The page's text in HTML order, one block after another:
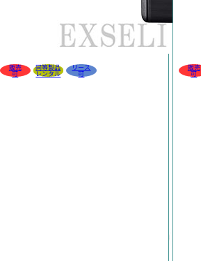
販売
可
同等製品
レンタル
リース
可
販売
可